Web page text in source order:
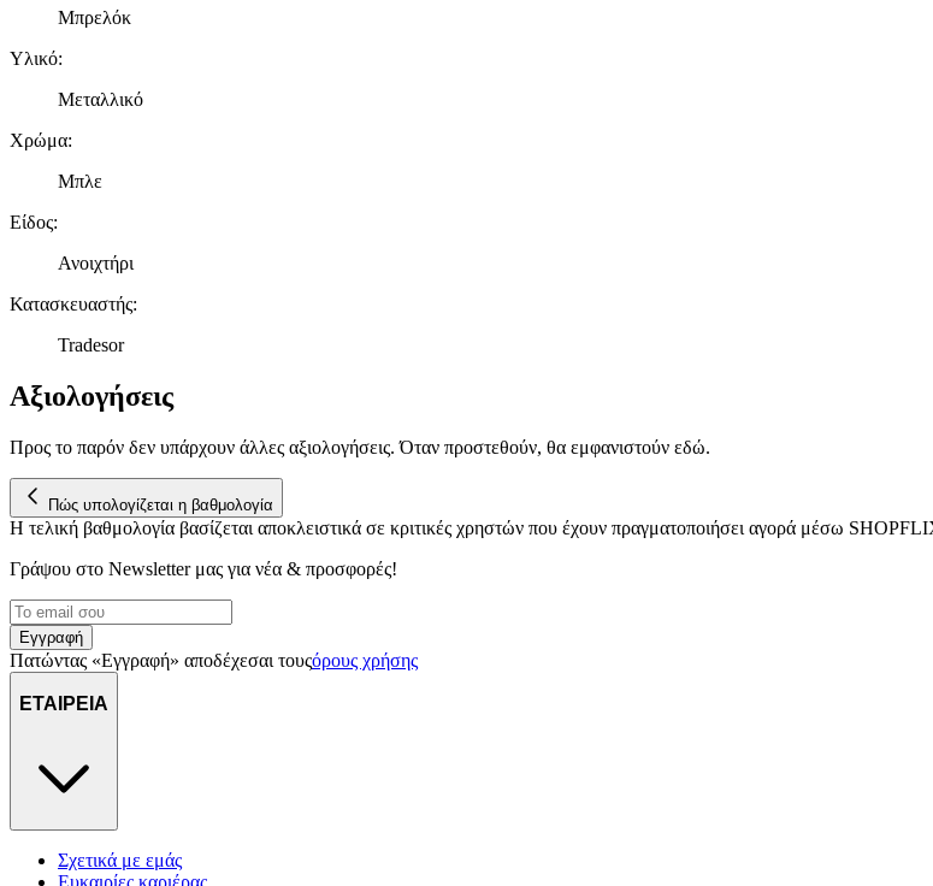
Μπρελόκ
Υλικό:
Μεταλλικό
Χρώμα:
Μπλε
Είδος:
Ανοιχτήρι
Κατασκευαστής:
Tradesor
Αξιολογήσεις
Προς το παρόν δεν υπάρχουν άλλες αξιολογήσεις. Όταν προστεθούν, θα εμφανιστούν εδώ.
Πώς υπολογίζεται η βαθμολογία
Η τελική βαθμολογία βασίζεται αποκλειστικά σε κριτικές χρηστών που έχουν πραγματοποιήσει αγορά μέσω
Γράψου στο Νewsletter μας για νέα & προσφορές!
Εγγραφή
Πατώντας «Εγγραφή» αποδέχεσαι τουςόρους χρήσης
ΕΤΑΙΡΕΙΑ
Σχετικά με εμάς
Ευκαιρίες καριέρας